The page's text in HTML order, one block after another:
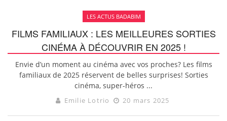
LES ACTUS BADABIM
FILMS FAMILIAUX : LES MEILLEURES SORTIES
CINÉMA À DÉCOUVRIR EN 2025 !
Envie d’un moment au cinéma avec vos proches? Les films
familiaux de 2025 réservent de belles surprises! Sorties
cinéma, super-héros ...
Emilie Lotrio 20 mars 2025